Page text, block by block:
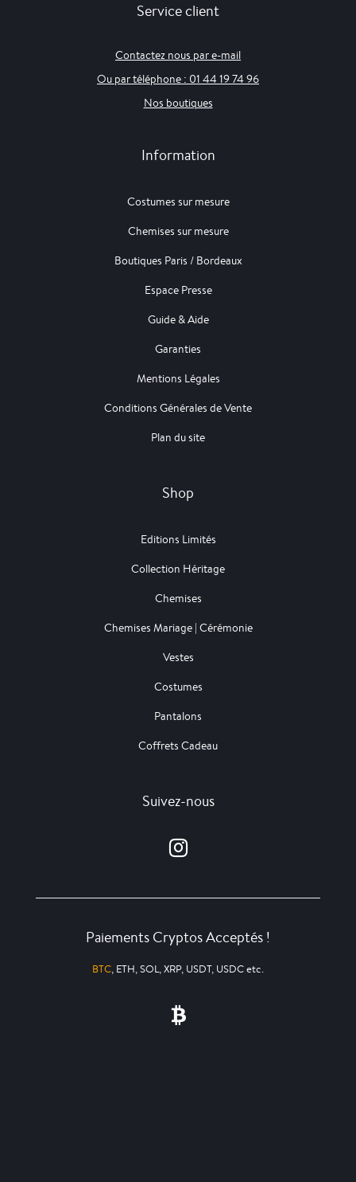
Service client
Contactez nous par e-mail
Ou par téléphone : 01 44 19 74 96
Nos boutiques
Information
Costumes sur mesure
Chemises sur mesure
Boutiques Paris / Bordeaux
Espace Presse
Guide & Aide
Garanties
Mentions Légales
Conditions Générales de Vente
Plan du site
Shop
Editions Limités
Collection Héritage
Chemises
Chemises Mariage | Cérémonie
Vestes
Costumes
Pantalons
Coffrets Cadeau
Suivez-nous
Paiements Cryptos Acceptés !
BTC, ETH, SOL, XRP, USDT, USDC etc.